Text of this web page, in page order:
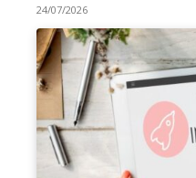
24/07/2026